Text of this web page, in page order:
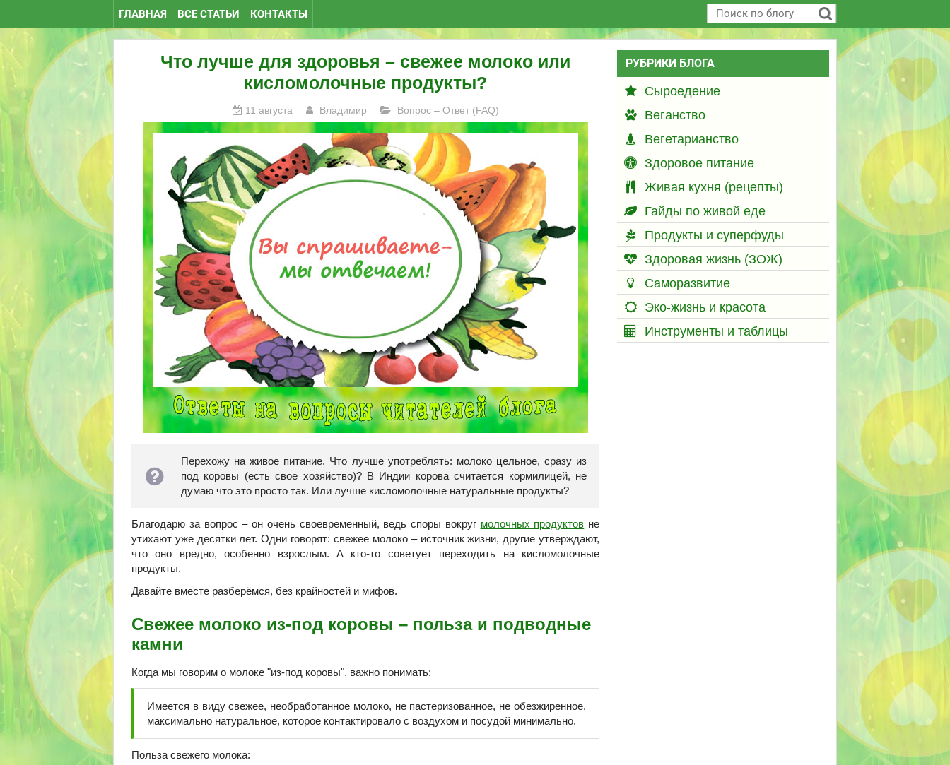
ГЛАВНАЯ ВСЕ СТАТЬИ КОНТАКТЫ
Что лучше для здоровья – свежее молоко или
кисломолочные продукты?
11 августа Владимир Вопрос – Ответ (FAQ)
Перехожу на живое питание. Что лучше употреблять: молоко цельное, сразу из
под коровы (есть свое хозяйство)? В Индии корова считается кормилицей, не
думаю что это просто так. Или лучше кисломолочные натуральные продукты?
Благодарю за вопрос – он очень своевременный, ведь споры вокруг молочных продуктов не
утихают уже десятки лет. Одни говорят: свежее молоко – источник жизни, другие утверждают,
что оно вредно, особенно взрослым. А кто-то советует переходить на кисломолочные
продукты.
Давайте вместе разберёмся, без крайностей и мифов.
Свежее молоко из-под коровы – польза и подводные
камни
Когда мы говорим о молоке "из-под коровы", важно понимать:
Имеется в виду свежее, необработанное молоко, не пастеризованное, не обезжиренное,
максимально натуральное, которое контактировало с воздухом и посудой минимально.
Польза свежего молока:
РУБРИКИ БЛОГА
Сыроедение
Веганство
Вегетарианство
Здоровое питание
Живая кухня (рецепты)
Гайды по живой еде
Продукты и суперфуды
Здоровая жизнь (ЗОЖ)
Саморазвитие
Эко-жизнь и красота
Инструменты и таблицы